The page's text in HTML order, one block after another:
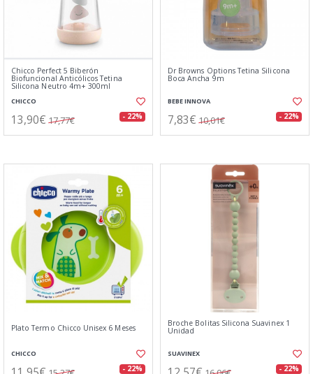
Chicco Perfect 5 Biberón
Biofuncional Anticólicos Tetina
Silicona Neutro 4m+ 300ml
CHICCO
13,90€ 17,77€ - 22%
Dr Browns Options Tetina Silicona
Boca Ancha 9m
BEBE INNOVA
7,83€ 10,01€ - 22%
Plato Termo Chicco Unisex 6 Meses
CHICCO
- 22%
Broche Bolitas Silicona Suavinex 1
Unidad
SUAVINEX
- 22%